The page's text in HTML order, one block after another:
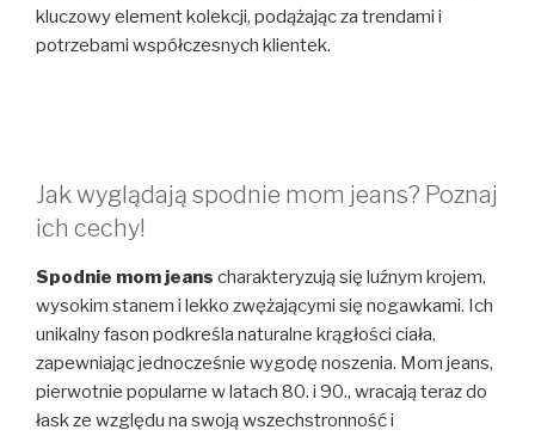
kluczowy element kolekcji, podążając za trendami i
potrzebami współczesnych klientek.
Jak wyglądają spodnie mom jeans? Poznaj
ich cechy!
Spodnie mom jeans charakteryzują się luźnym krojem,
wysokim stanem i lekko zwężającymi się nogawkami. Ich
unikalny fason podkreśla naturalne krągłości ciała,
zapewniając jednocześnie wygodę noszenia. Mom jeans,
pierwotnie popularne w latach 80. i 90., wracają teraz do
łask ze względu na swoją wszechstronność i